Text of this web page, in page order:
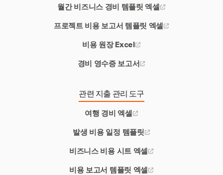
월간 비즈니스 경비 템플릿 엑셀
프로젝트 비용 보고서 템플릿 엑셀
비용 원장 Excel
경비 영수증 보고서
관련 지출 관리 도구
여행 경비 엑셀
발생 비용 일정 템플릿
비즈니스 비용 시트 엑셀
비용 보고서 템플릿 엑셀